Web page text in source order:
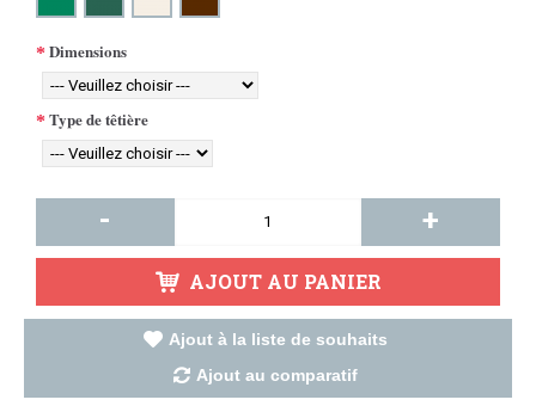
Dimensions
Type de têtière
- +
AJOUT AU PANIER
Ajout à la liste de souhaits
Ajout au comparatif